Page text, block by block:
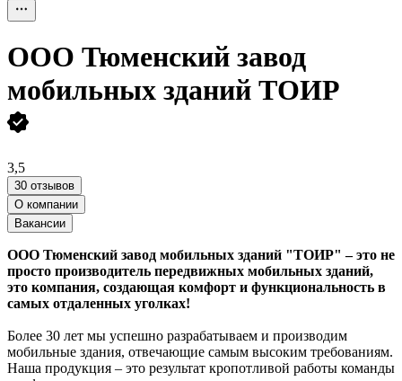
ООО Тюменский завод
мобильных зданий ТОИР
3,5
30 отзывов
О компании
Вакансии
ООО Тюменский завод мобильных зданий "ТОИР" – это не
просто производитель передвижных мобильных зданий,
это компания, создающая комфорт и функциональность в
самых отдаленных уголках!
Более 30 лет мы успешно разрабатываем и производим
мобильные здания, отвечающие самым высоким требованиям.
Наша продукция – это результат кропотливой работы команды